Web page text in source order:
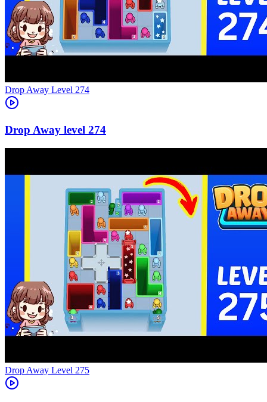
Level 274
274
Level 275